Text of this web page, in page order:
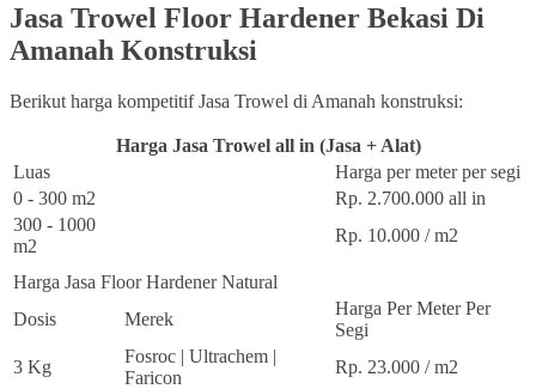
Jasa Trowel Floor Hardener Bekasi Di
Amanah Konstruksi
Berikut harga kompetitif Jasa Trowel di Amanah konstruksi:
Harga Jasa Trowel all in (Jasa + Alat)
Luas
Harga per meter per segi
0 - 300 m2
Rp. 2.700.000 all in
300 - 1000
m2
Rp. 10.000 / m2
Harga Jasa Floor Hardener Natural
Dosis
Merek
Harga Per Meter Per
Segi
3 Kg
Fosroc | Ultrachem |
Faricon
Rp. 23.000 / m2